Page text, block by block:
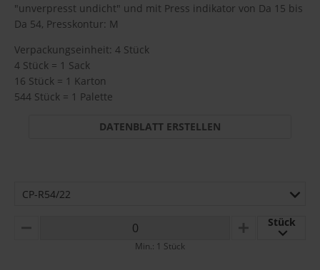
"unverpresst undicht" und mit Press indikator von Da 15 bis
Da 54, Presskontur: M
Verpackungseinheit: 4 Stück
4 Stück = 1 Sack
16 Stück = 1 Karton
544 Stück = 1 Palette
DATENBLATT ERSTELLEN
CP-R54/22
MINUS PLUS
Stück
Min.: 1 Stück